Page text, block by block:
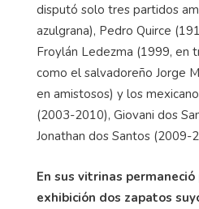
disputó solo tres partidos
azulgrana), Pedro Quirce
Froylán Ledezma (1999, en
como el salvadoreño Jorge
en amistosos) y los
(2003-2010), Giovani dos
Jonathan dos Santos (2009-
En sus vitrinas
exhibición dos zapatos